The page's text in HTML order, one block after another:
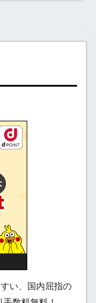
い、国内屈指の